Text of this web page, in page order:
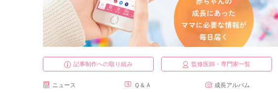
記事制作への取り組み 監修医師・専門家一覧
ニュース Ｑ＆Ａ
成長アルバム